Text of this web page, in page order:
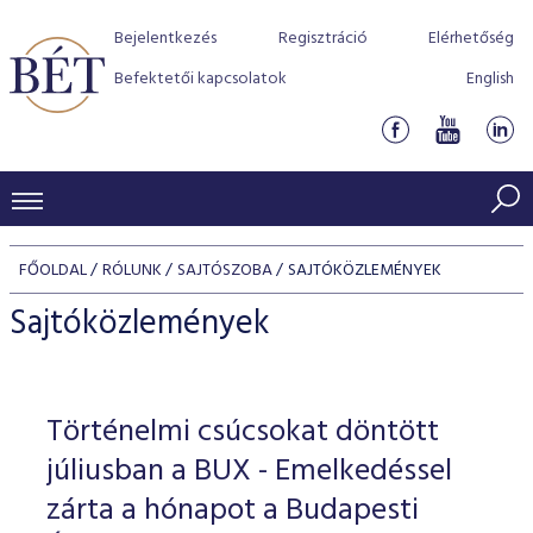
Bejelentkezés Regisztráció
Elérhetőség
Befektetői kapcsolatok
English
KERESKEDÉSI ADATOK
INDEXEK
Jelzáloglevél indexek
Vállalati kötvény indexek
Azonnali Piac
Részvények
Származékos piac
BEFEKTETŐK
Részvény szekció
Hitelpapír szekció
BÉT szabályzatok
Befektetővédelem
Alkalmazott díjstruktúra
Elszámolás
Részvény és vállalati kötvény tőzsdei bevezetését
program
BÉT Xtend - Részvénypiac egyszerűen
TŐZSDETAGOK
Tőzsdetagok, üzletkötők
VENDOROK
FŐOLDAL RÓLUNK SAJTÓSZOBA SAJTÓKÖZLEMÉNYEK
Sajtóközlemények
Történelmi csúcsokat döntött
júliusban a BUX - Emelkedéssel
zárta a hónapot a Budapesti